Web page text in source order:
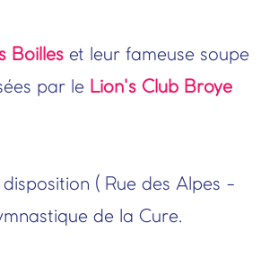
Boilles et leur fameuse soupe
par le Lion's Club Broye
( Rue des Alpes -
de la Cure.